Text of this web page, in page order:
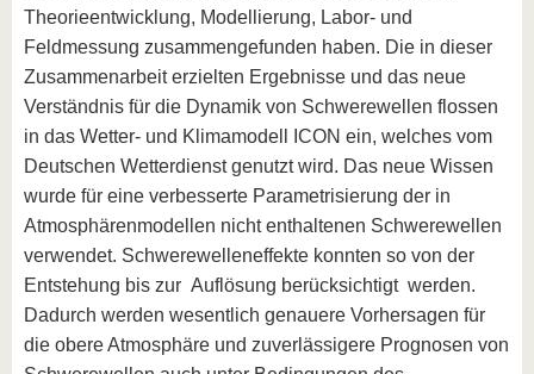
Theorieentwicklung, Modellierung, Labor- und
Feldmessung zusammengefunden haben. Die in dieser
Zusammenarbeit erzielten Ergebnisse und das neue
Verständnis für die Dynamik von Schwerewellen flossen
in das Wetter- und Klimamodell ICON ein, welches vom
Deutschen Wetterdienst genutzt wird. Das neue Wissen
wurde für eine verbesserte Parametrisierung der in
Atmosphärenmodellen nicht enthaltenen Schwerewellen
verwendet. Schwerewelleneffekte konnten so von der
Entstehung bis zur Auflösung berücksichtigt werden.
Dadurch werden wesentlich genauere Vorhersagen für
die obere Atmosphäre und zuverlässigere Prognosen von